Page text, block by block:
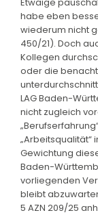
habe eben
wiederum nicht
450/21). Doch
Kollegen
oder die
LAG Baden-
nicht zugleich
„Arbeitsqualität“
Gewichtung
Baden-
vorliegenden
bleibt
5 AZN 209/25